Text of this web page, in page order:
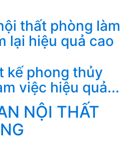
thất phòng làm
lại hiệu quả cao
kế phong thủy
việc hiệu quả...
NỘI THẤT